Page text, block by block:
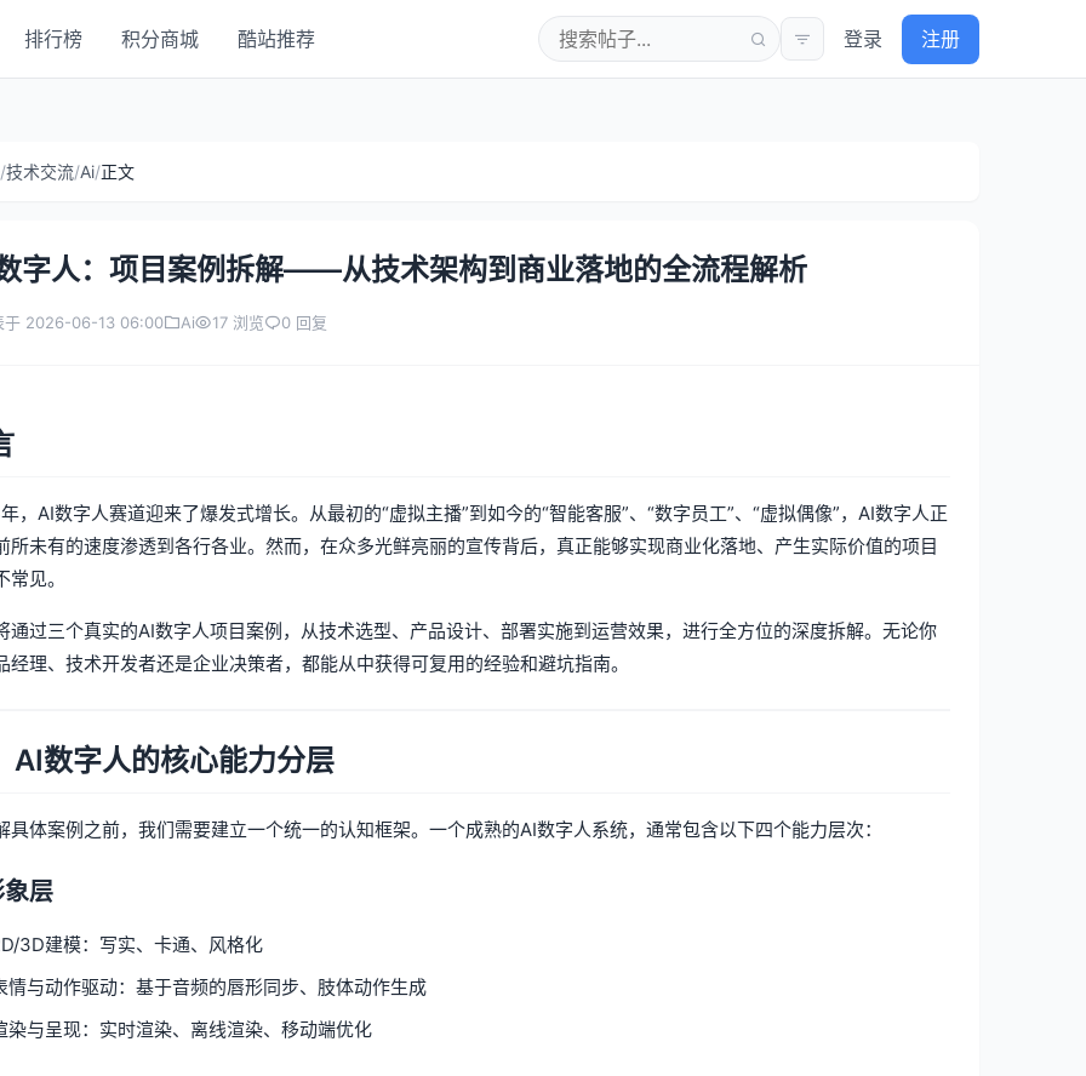
排行榜 积分商城 酷站推荐 登录 注册
/技术交流/Ai/正文
字人：项目案例拆解——从技术架构到商业落地的全流程解析
于 2026-06-13 06:00 Ai 17 浏览 0 回复
，AI数字人赛道迎来了爆发式增长。从最初的“虚拟主播”到如今的“智能客服”、“数字员工”、“虚拟偶像”，AI数字人正
所未有的速度渗透到各行各业。然而，在众多光鲜亮丽的宣传背后，真正能够实现商业化落地、产生实际价值的项目
常见。
通过三个真实的AI数字人项目案例，从技术选型、产品设计、部署实施到运营效果，进行全方位的深度拆解。无论你
经理、技术开发者还是企业决策者，都能从中获得可复用的经验和避坑指南。
AI数字人的核心能力分层
具体案例之前，我们需要建立一个统一的认知框架。一个成熟的AI数字人系统，通常包含以下四个能力层次：
象层
3D建模：写实、卡通、风格化
情与动作驱动：基于音频的唇形同步、肢体动作生成
染与呈现：实时渲染、离线渲染、移动端优化